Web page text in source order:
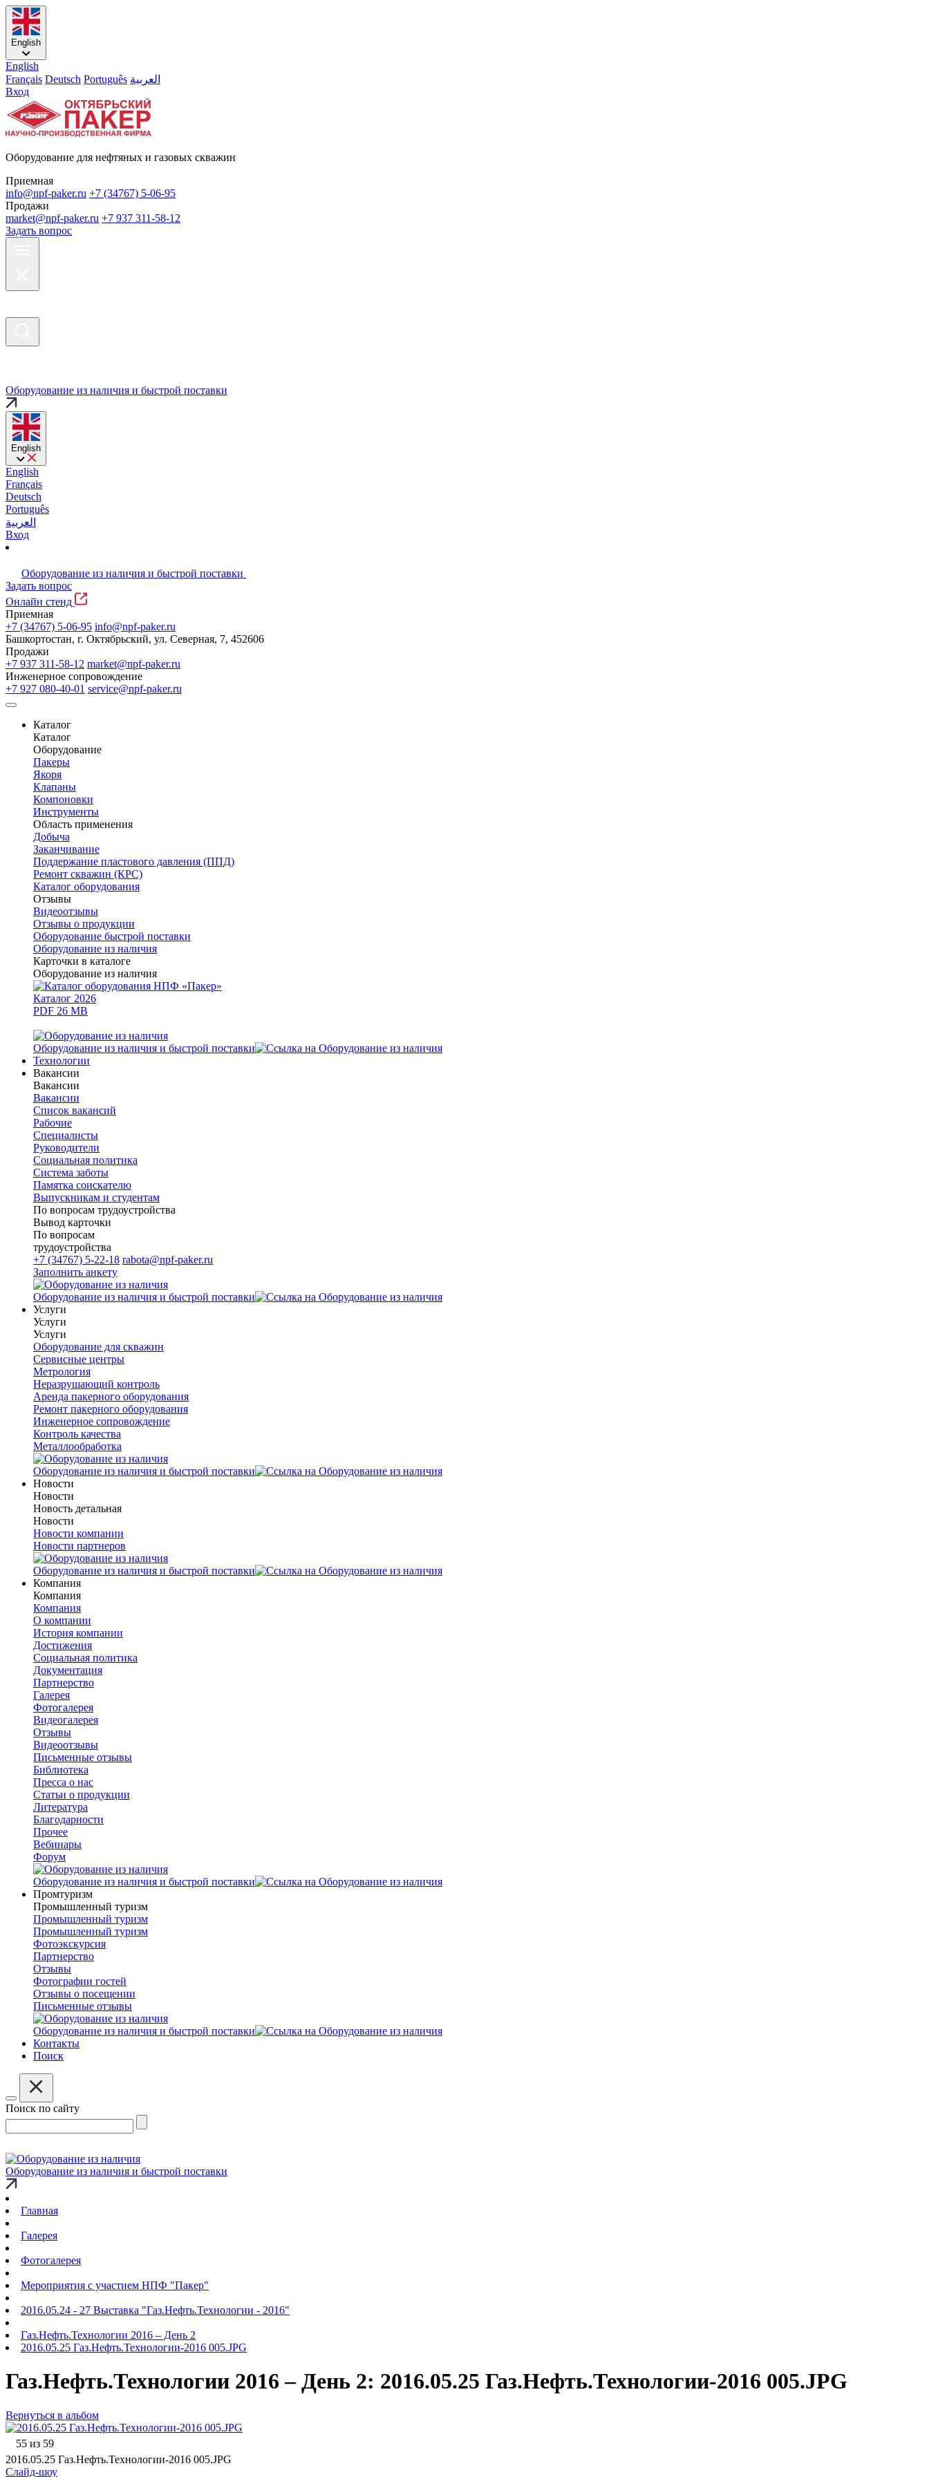
English
English
Français Deutsch Português العربية
Вход
Оборудование для нефтяных и газовых скважин
Приемная
info@npf-paker.ru +7 (34767) 5-06-95
Продажи
market@npf-paker.ru +7 937 311-58-12
Задать вопрос
Оборудование из наличия и быстрой поставки
English
English
Français
Deutsch
Português
العربية
Вход
Оборудование из наличия и быстрой поставки
Задать вопрос
Онлайн стенд
Приемная
+7 (34767) 5-06-95 info@npf-paker.ru
Башкортостан, г. Октябрьский, ул. Северная, 7, 452606
Продажи
+7 937 311-58-12 market@npf-paker.ru
Инженерное сопровождение
+7 927 080-40-01 service@npf-paker.ru
Каталог
Каталог
Оборудование
Пакеры
Якоря
Клапаны
Компоновки
Инструменты
Область применения
Добыча
Заканчивание
Поддержание пластового давления (ППД)
Ремонт скважин (КРС)
Каталог оборудования
Отзывы
Видеоотзывы
Отзывы о продукции
Оборудование быстрой поставки
Оборудование из наличия
Карточки в каталоге
Оборудование из наличия
Каталог 2026
PDF 26 MB
Оборудование из наличия и быстрой поставки
Технологии
Вакансии
Вакансии
Вакансии
Список вакансий
Рабочие
Специалисты
Руководители
Cоциальная политика
Система заботы
Памятка соискателю
Выпускникам и студентам
По вопросам трудоустройства
Вывод карточки
По вопросам
трудоустройства
+7 (34767) 5-22-18 rabota@npf-paker.ru
Заполнить анкету
Оборудование из наличия и быстрой поставки
Услуги
Услуги
Услуги
Оборудование для скважин
Сервисные центры
Метрология
Неразрушающий контроль
Аренда пакерного оборудования
Ремонт пакерного оборудования
Инженерное сопровождение
Контроль качества
Металлообработка
Оборудование из наличия и быстрой поставки
Новости
Новости
Новость детальная
Новости
Новости компании
Новости партнеров
Оборудование из наличия и быстрой поставки
Компания
Компания
Компания
О компании
История компании
Достижения
Социальная политика
Документация
Партнерство
Галерея
Фотогалерея
Видеогалерея
Отзывы
Видеоотзывы
Письменные отзывы
Библиотека
Пресса о нас
Статьи о продукции
Литература
Благодарности
Прочее
Вебинары
Форум
Оборудование из наличия и быстрой поставки
Промтуризм
Промышленный туризм
Промышленный туризм
Промышленный туризм
Фотоэкскурсия
Партнерство
Отзывы
Фотографии гостей
Отзывы о посещении
Письменные отзывы
Оборудование из наличия и быстрой поставки
Контакты
Поиск
Поиск по сайту
Оборудование из наличия и быстрой поставки
Главная
Галерея
Фотогалерея
Мероприятия с участием НПФ "Пакер"
2016.05.24 - 27 Выставка "Газ.Нефть.Технологии - 2016"
Газ.Нефть.Технологии 2016 – День 2
2016.05.25 Газ.Нефть.Технологии-2016 005.JPG
Газ.Нефть.Технологии 2016 – День 2: 2016.05.25 Газ.Нефть.Технологии-2016 005.JPG
Вернуться в альбом
55 из 59
2016.05.25 Газ.Нефть.Технологии-2016 005.JPG
Слайд-шоу